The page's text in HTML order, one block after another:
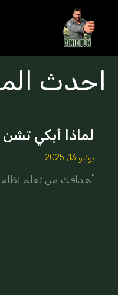
احدث
لماذا أيكي تشن AIKICHUN والمبادئ العشرة
يونيو 13, 2025
أهدافك من تعلم